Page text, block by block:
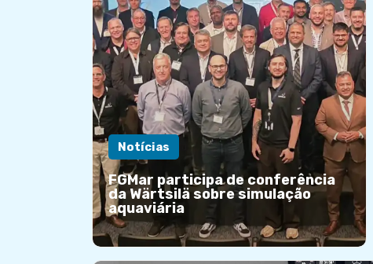
Notícias
FGMar participa de conferência
da Wärtsilä sobre simulação
aquaviária